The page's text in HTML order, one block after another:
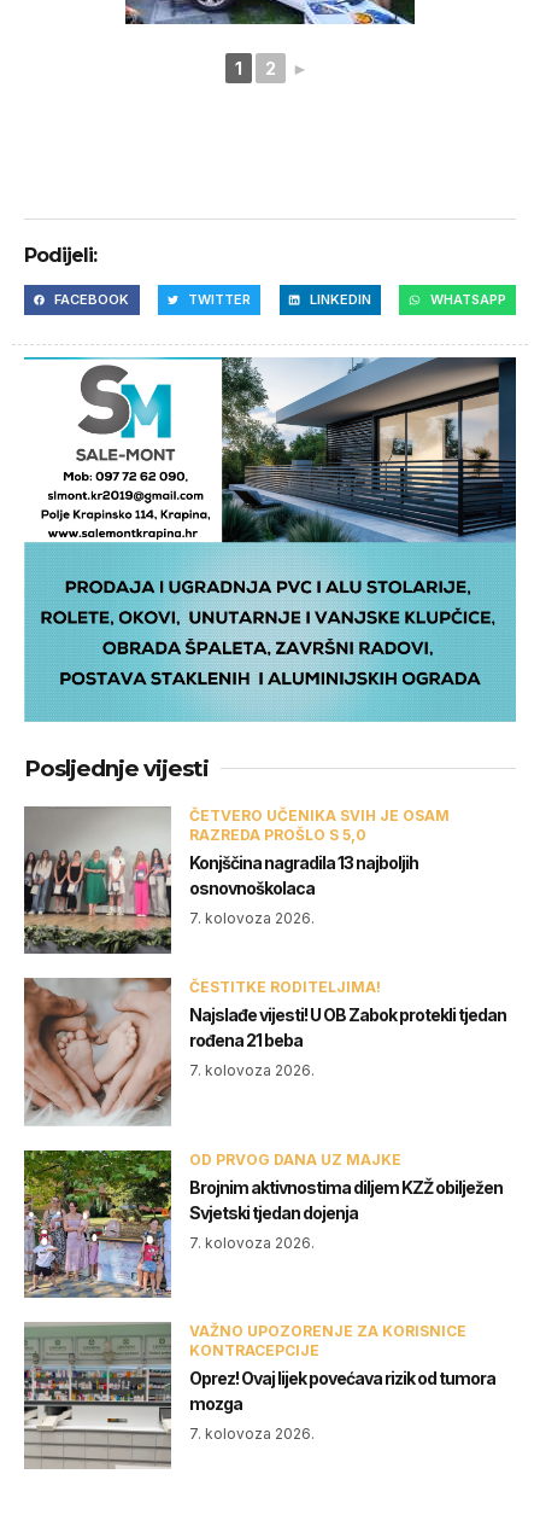
1 2 ►
Podijeli:
FACEBOOK TWITTER LINKEDIN WHATSAPP
Posljednje vijesti
ČETVERO UČENIKA SVIH JE OSAM
RAZREDA PROŠLO S 5,0
Konjščina nagradila 13 najboljih
osnovnoškolaca
7. kolovoza 2026.
ČESTITKE RODITELJIMA!
Najslađe vijesti! U OB Zabok protekli tjedan
rođena 21 beba
7. kolovoza 2026.
OD PRVOG DANA UZ MAJKE
Brojnim aktivnostima diljem KZŽ obilježen
Svjetski tjedan dojenja
7. kolovoza 2026.
VAŽNO UPOZORENJE ZA KORISNICE
KONTRACEPCIJE
Oprez! Ovaj lijek povećava rizik od tumora
mozga
7. kolovoza 2026.